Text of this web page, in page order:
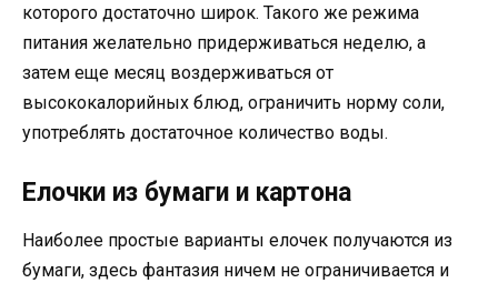
которого достаточно широк. Такого же режима
питания желательно придерживаться неделю, а
затем еще месяц воздерживаться от
высококалорийных блюд, ограничить норму соли,
употреблять достаточное количество воды.
Елочки из бумаги и картона
Наиболее простые варианты елочек получаются из
бумаги, здесь фантазия ничем не ограничивается и